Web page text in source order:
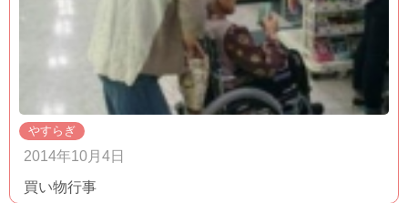
やすらぎ
2014年10月4日
買い物行事